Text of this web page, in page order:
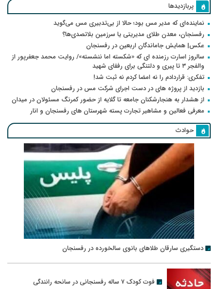
پربازدیدها
نماینده‌ای که مدیر مس بود؛ حالا از بی‌تدبیری مس می‌گوید
رفسنجان، معدن طلای مدیریتی یا سرزمین بلاتصدی‌ها؟
عکس| همایش جاماندگان اربعین در رفسنجان
سالروز اسارت رزمنده ای که «شکسته اما ننشسته»/ روایت محمد جعفرپور از
والفجر ۳ تا پیری و دلتنگی برای رفقای شهید
تفکری: قراردادم را نه امضا کردم نه ثبت شد!
بازدید از پروژه های در دست اجرای شرکت مس در رفسنجان
از هشدار به هنجارشکنان جامعه تا گلایه از حضور کمرنگ مسئولان در میدان
معرفی فعالین و مشاهیر تجارت پسته شهرستان های رفسنجان و انار
حوادث
دستگیری سارقان طلاهای بانوی سالخورده در رفسنجان
فوت کودک ۷ ساله رفسنجانی در سانحه رانندگی